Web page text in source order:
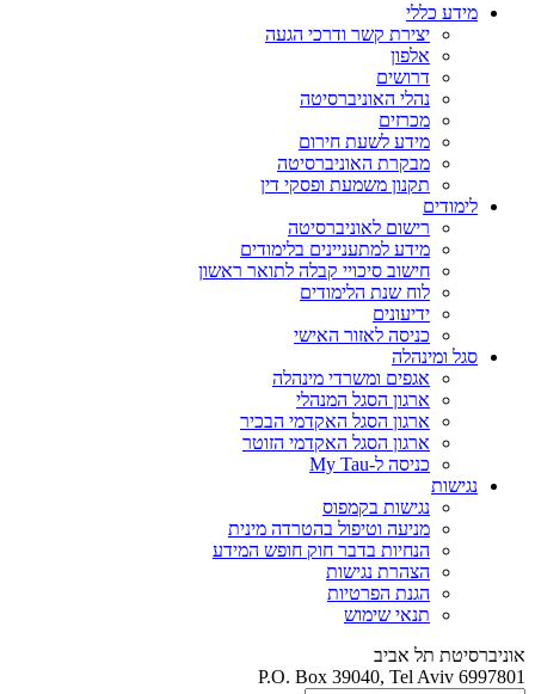
מידע כללי
יצירת קשר ודרכי הגעה
אלפון
דרושים
נהלי האוניברסיטה
מכרזים
מידע לשעת חירום
מבקרת האוניברסיטה
תקנון משמעת ופסקי דין
לימודים
רישום לאוניברסיטה
מידע למתעניינים בלימודים
חישוב סיכויי קבלה לתואר ראשון
לוח שנת הלימודים
ידיעונים
כניסה לאזור האישי
סגל ומינהלה
אגפים ומשרדי מינהלה
ארגון הסגל המנהלי
ארגון הסגל האקדמי הבכיר
ארגון הסגל האקדמי הזוטר
כניסה ל-My Tau
נגישות
נגישות בקמפוס
מניעה וטיפול בהטרדה מינית
הנחיות בדבר חוק חופש המידע
הצהרת נגישות
הגנת הפרטיות
תנאי שימוש
אוניברסיטת תל אביב
P.O. Box 39040, Tel Aviv 6997801